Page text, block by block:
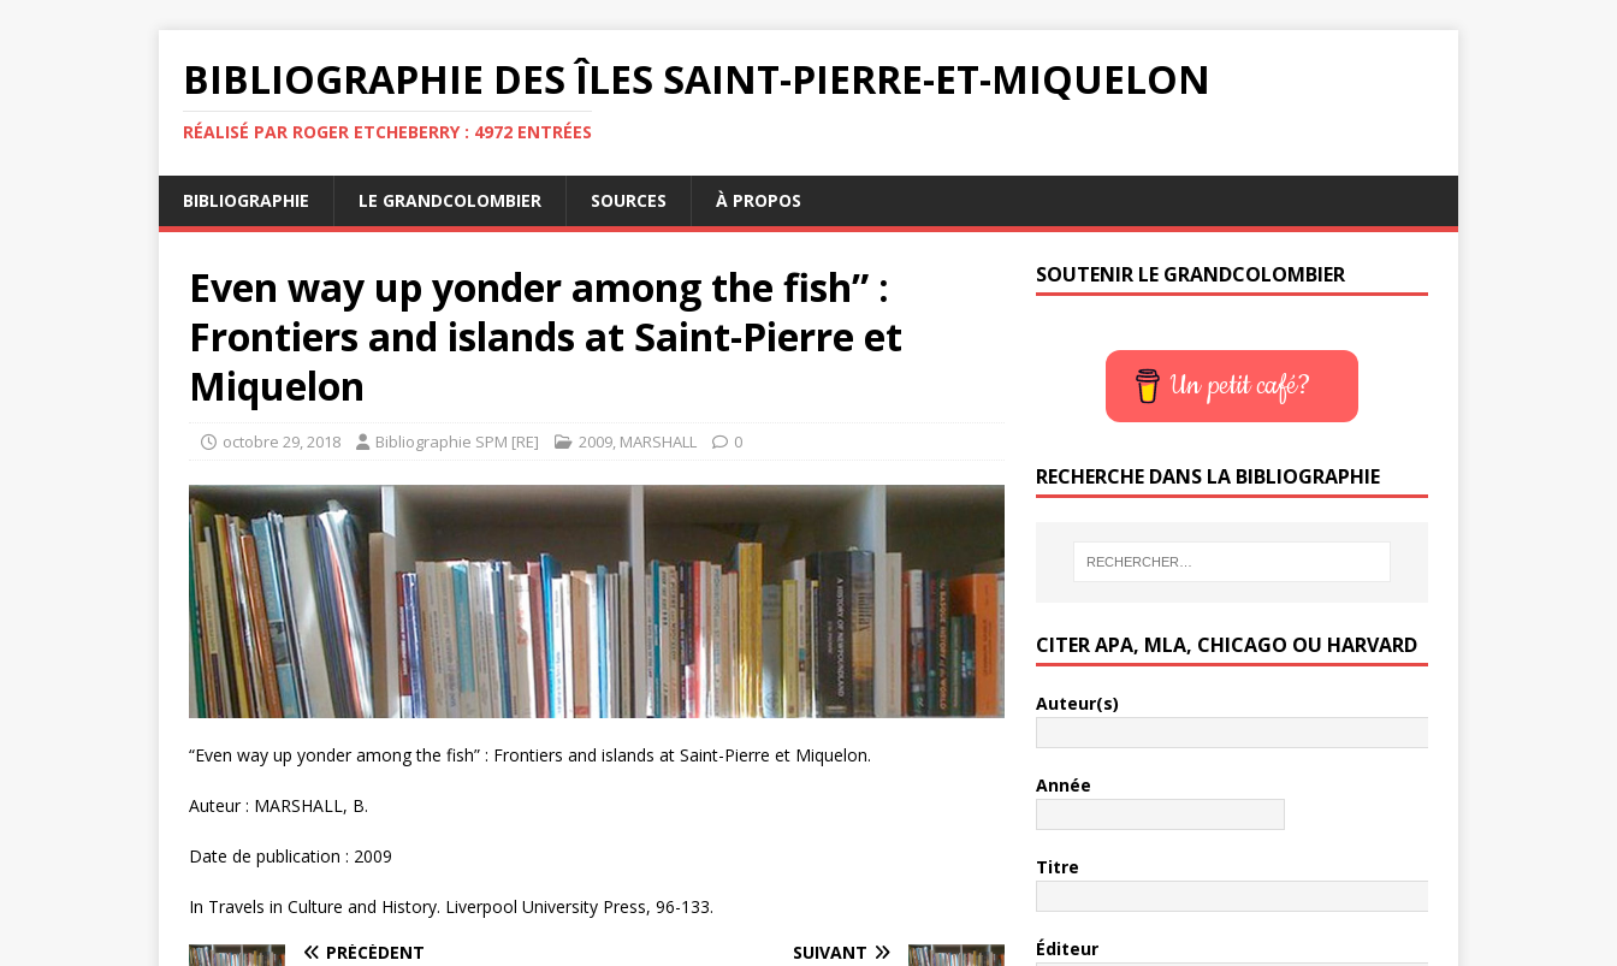
BIBLIOGRAPHIE DES ÎLES SAINT-PIERRE-ET-MIQUELON
RÉALISÉ PAR ROGER ETCHEBERRY : 4972 ENTRÉES
BIBLIOGRAPHIE LE GRANDCOLOMBIER SOURCES À PROPOS
Even way up yonder among the fish” :
Frontiers and islands at Saint-Pierre et
Miquelon
octobre 29, 2018 Bibliographie SPM [RE] 2009, MARSHALL 0
“Even way up yonder among the fish” : Frontiers and islands at Saint-Pierre et Miquelon.
Auteur : MARSHALL, B.
Date de publication : 2009
In Travels in Culture and History. Liverpool University Press, 96-133.
PRÉCÉDENT
SUIVANT
SOUTENIR LE GRANDCOLOMBIER
Un petit café?
RECHERCHE DANS LA BIBLIOGRAPHIE
CITER APA, MLA, CHICAGO OU HARVARD
Auteur(s)
Année
Titre
Éditeur